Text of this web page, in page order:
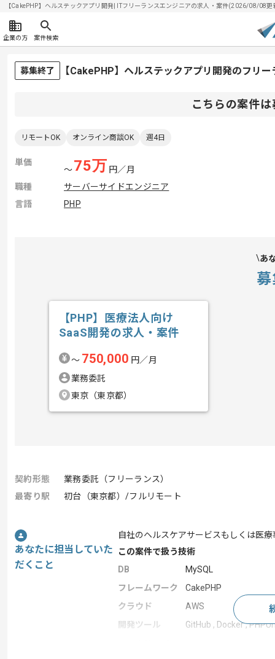
【CakePHP】ヘルステックアプリ開発| ITフリーランスエンジニアの求人・案件(2026/08/08更
企業の方 案件検索
募集終了 【CakePHP】ヘルステックアプリ開発のフリ
こちらの案件
リモートOK オンライン商談OK 週4日
単価
〜75万 円／月
職種
サーバーサイドエンジニア
言語
PHP
あ
【PHP】医療法人向け
SaaS開発の求人・案件
〜 750,000 円／月
業務委託
東京（東京都）
契約形態
業務委託（フリーランス）
最寄り駅
初台（東京都）/フルリモート
あなたに担当していた
だくこと
自社のヘルスケアサービスもしくは医
この案件で扱う技術
DB
MySQL
フレームワーク
CakePHP
クラウド
AWS
開発ツール
GitHub , Docker ,